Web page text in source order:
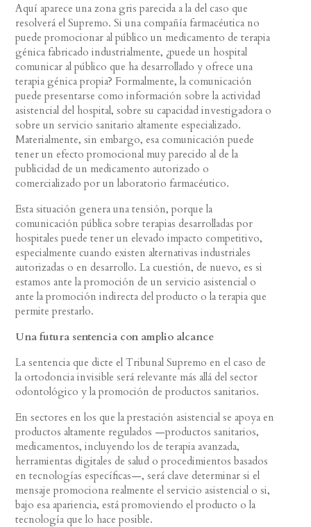
Aquí aparece una zona gris parecida a la del caso que
resolverá el Supremo. Si una compañía farmacéutica no
puede promocionar al público un medicamento de terapia
génica fabricado industrialmente, ¿puede un hospital
comunicar al público que ha desarrollado y ofrece una
terapia génica propia? Formalmente, la comunicación
puede presentarse como información sobre la actividad
asistencial del hospital, sobre su capacidad investigadora o
sobre un servicio sanitario altamente especializado.
Materialmente, sin embargo, esa comunicación puede
tener un efecto promocional muy parecido al de la
publicidad de un medicamento autorizado o
comercializado por un laboratorio farmacéutico.
Esta situación genera una tensión, porque la
comunicación pública sobre terapias desarrolladas por
hospitales puede tener un elevado impacto competitivo,
especialmente cuando existen alternativas industriales
autorizadas o en desarrollo. La cuestión, de nuevo, es si
estamos ante la promoción de un servicio asistencial o
ante la promoción indirecta del producto o la terapia que
permite prestarlo.
Una futura sentencia con amplio alcance
La sentencia que dicte el Tribunal Supremo en el caso de
la ortodoncia invisible será relevante más allá del sector
odontológico y la promoción de productos sanitarios.
En sectores en los que la prestación asistencial se apoya en
productos altamente regulados —productos sanitarios,
medicamentos, incluyendo los de terapia avanzada,
herramientas digitales de salud o procedimientos basados
en tecnologías específicas—, será clave determinar si el
mensaje promociona realmente el servicio asistencial o si,
bajo esa apariencia, está promoviendo el producto o la
tecnología que lo hace posible.